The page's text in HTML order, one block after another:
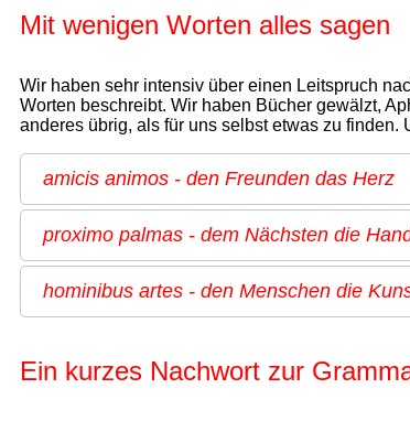
Mit wenigen Worten alles sagen
Wir haben sehr intensiv über einen Leitspruch
Worten beschreibt. Wir haben Bücher gewälzt,
anderes übrig, als für uns selbst etwas zu
amicis animos - den Freunden das Herz
proximo palmas - dem Nächsten die
hominibus artes - den Menschen die
Ein kurzes Nachwort zur